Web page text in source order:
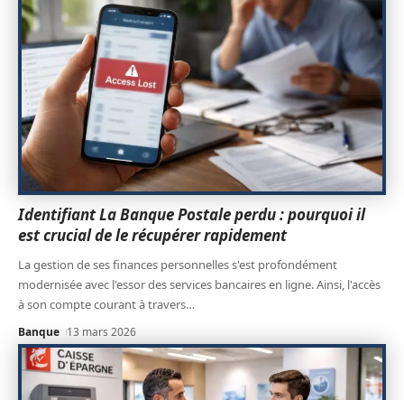
Identifiant La Banque Postale perdu : pourquoi il
est crucial de le récupérer rapidement
La gestion de ses finances personnelles s'est profondément
modernisée avec l'essor des services bancaires en ligne. Ainsi, l'accès
à son compte courant à travers…
Banque 13 mars 2026